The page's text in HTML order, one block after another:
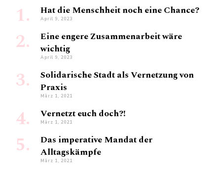
Hat die Menschheit noch eine Chance?
April 9, 2023
Eine engere Zusammenarbeit wäre
wichtig
April 9, 2023
Solidarische Stadt als Vernetzung von
Praxis
März 1, 2021
Vernetzt euch doch?!
März 1, 2021
Das imperative Mandat der
Alltagskämpfe
März 1, 2021